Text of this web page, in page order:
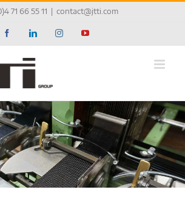
71 66 55 11 contact@jtti.com
FacebookLinkedInInstagramYouTube
Chargement...